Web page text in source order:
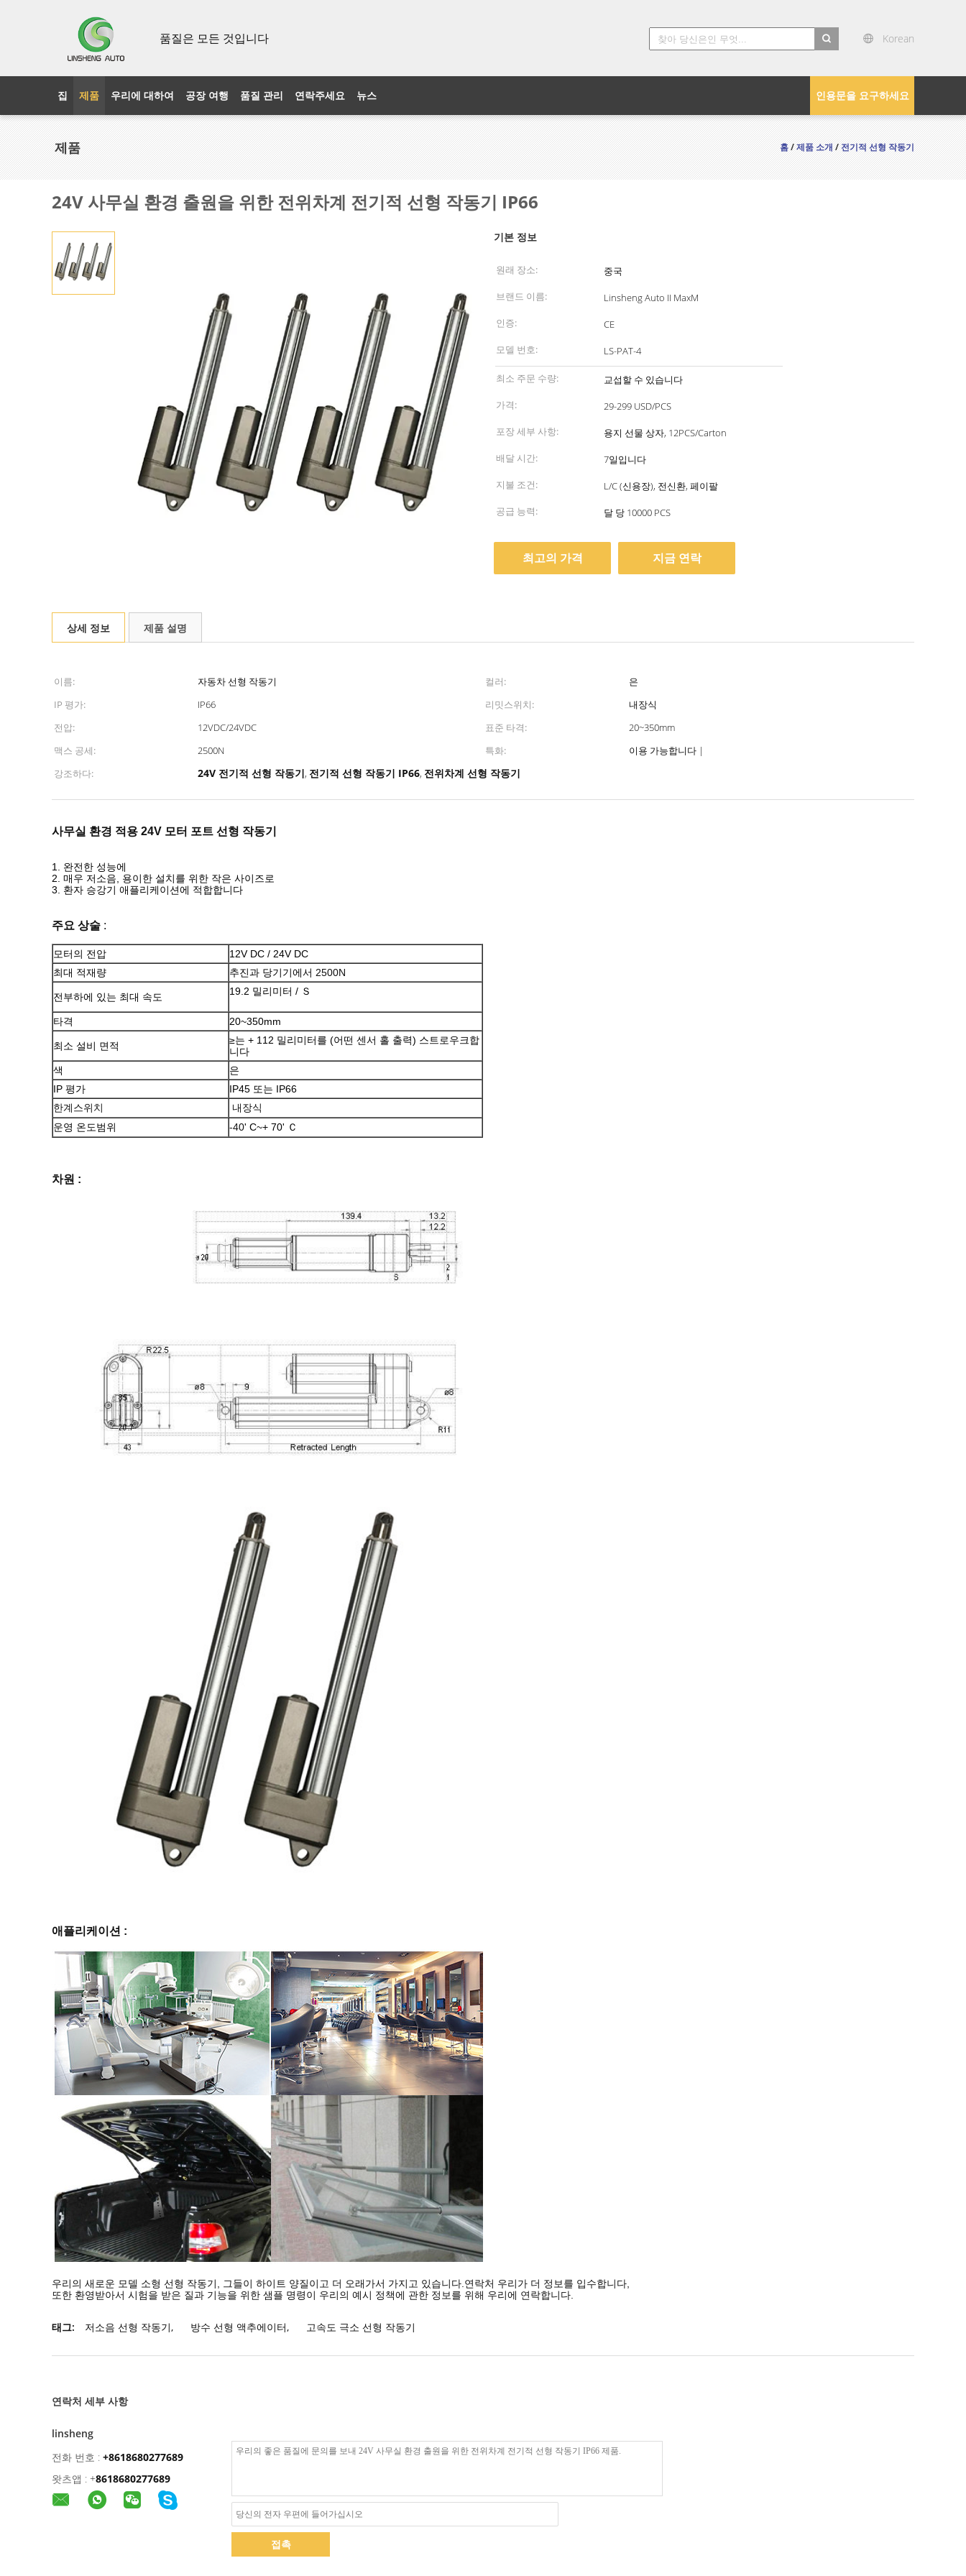
품질은 모든 것입니다 Korean
인용문을 요구하세요
집 제품 우리에 대하여 공장 여행 품질 관리 연락주세요 뉴스
제품 홈/제품 소개/전기적 선형 작동기
24V 사무실 환경 출원을 위한 전위차계 전기적 선형 작동기 IP66
기본 정보
원래 장소:
중국
브랜드 이름:
Linsheng Auto II MaxM
인증:
CE
모델 번호:
LS-PAT-4
최소 주문 수량:
교섭할 수 있습니다
가격:
29-299 USD/PCS
포장 세부 사항:
용지 선물 상자, 12PCS/Carton
배달 시간:
7일입니다
지불 조건:
L/C (신용장), 전신환, 페이팔
공급 능력:
달 당 10000 PCS
최고의 가격 지금 연락
상세 정보 제품 설명
이름: 자동차 선형 작동기 컬러:
은
IP 평가:
IP66 리밋스위치:
내장식
전압:
12VDC/24VDC 표준 타격:
20~350mm
맥스 공세:
2500N 특화:
이용 가능합니다 |
강조하다:
24V 전기적 선형 작동기, 전기적 선형 작동기 IP66, 전위차계 선형 작동기
사무실 환경 적용 24V 모터 포트 선형 작동기
1. 완전한 성능에
2. 매우 저소음, 용이한 설치를 위한 작은 사이즈로
3. 환자 승강기 애플리케이션에 적합합니다
주요 상술 :
모터의 전압
12V DC / 24V DC
최대 적재량
추진과 당기기에서 2500N
전부하에 있는 최대 속도 19.2 밀리미터 / Ｓ
타격 20~350mm
최소 설비 면적
≥는 + 112 밀리미터를 (어떤 센서 홀 출력) 스트로우크합
니다
색
은
IP 평가
IP45 또는 IP66
한계스위치
내장식
운영 온도범위
-40' C~+ 70' Ｃ
차원 :
애플리케이션 :
우리의 새로운 모델 소형 선형 작동기, 그들이 하이트 양질이고 더 오래가서 가지고 있습니다.연락처 우리가 더 정보를 입수합니다,
또한 환영받아서 시험을 받은 질과 기능을 위한 샘플 명령이 우리의 예시 정책에 관한 정보를 위해 우리에 연락합니다.
태그: 저소음 선형 작동기, 방수 선형 액추에이터, 고속도 극소 선형 작동기
연락처 세부 사항
linsheng
전화 번호 : +8618680277689
왓츠앱 : +8618680277689
접촉